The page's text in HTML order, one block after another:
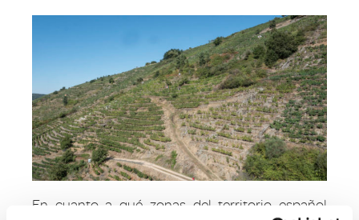
En cuanto a qué zonas del territorio español